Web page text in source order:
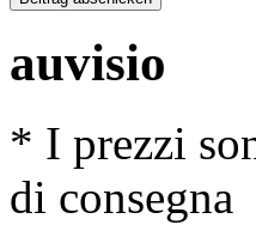
auvisio
* I prezzi
di consegna